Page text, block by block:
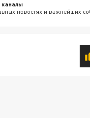
каналы
новостях и важнейших